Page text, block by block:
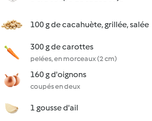
100 g de cacahuète, grillée, salée
300 g de carottes
pelées, en morceaux (2 cm)
160 g d'oignons
coupés en deux
1 gousse d'ail